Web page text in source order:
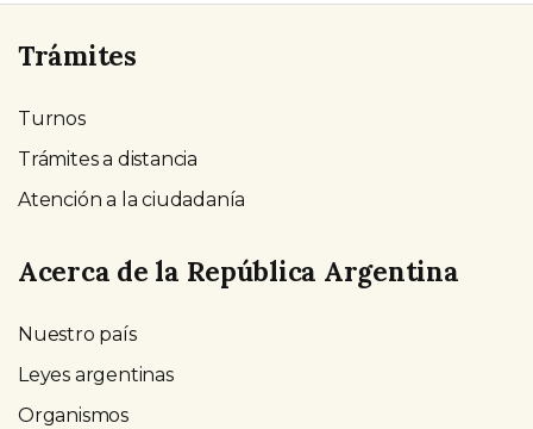
Trámites
Turnos
Trámites a distancia
Atención a la ciudadanía
Acerca de la República Argentina
Nuestro país
Leyes argentinas
Organismos